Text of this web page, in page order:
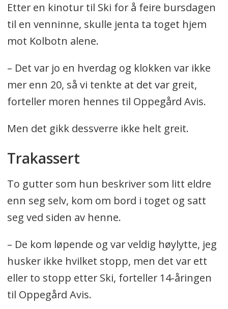
Etter en kinotur til Ski for å feire bursdagen
til en venninne, skulle jenta ta toget hjem
mot Kolbotn alene.
– Det var jo en hverdag og klokken var ikke
mer enn 20, så vi tenkte at det var greit,
forteller moren hennes til Oppegård Avis.
Men det gikk dessverre ikke helt greit.
Trakassert
To gutter som hun beskriver som litt eldre
enn seg selv, kom om bord i toget og satt
seg ved siden av henne.
– De kom løpende og var veldig høylytte, jeg
husker ikke hvilket stopp, men det var ett
eller to stopp etter Ski, forteller 14-åringen
til Oppegård Avis.